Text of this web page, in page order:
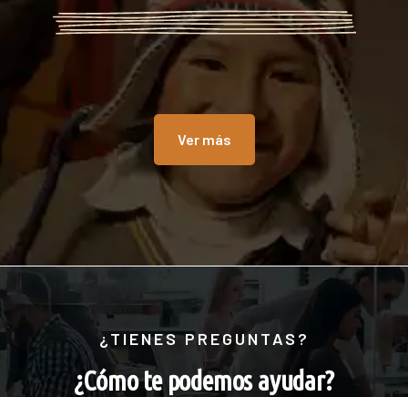
Ver más
¿TIENES PREGUNTAS?
¿Cómo te podemos ayudar?